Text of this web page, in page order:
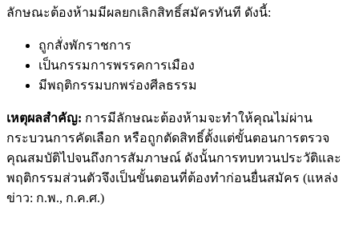
ลักษณะต้องห้ามมีผลยกเลิกสิทธิ์สมัครทันที ดังนี้:
ถูกสั่งพักราชการ
เป็นกรรมการพรรคการเมือง
มีพฤติกรรมบกพร่องศีลธรรม
เหตุผลสำคัญ: การมีลักษณะต้องห้ามจะทำให้คุณไม่ผ่าน
กระบวนการคัดเลือก หรือถูกตัดสิทธิ์ตั้งแต่ขั้นตอนการตรวจ
คุณสมบัติไปจนถึงการสัมภาษณ์ ดังนั้นการทบทวนประวัติและ
พฤติกรรมส่วนตัวจึงเป็นขั้นตอนที่ต้องทำก่อนยื่นสมัคร (แหล่ง
ข่าว: ก.พ., ก.ค.ศ.)